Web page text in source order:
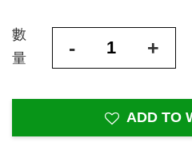
數
量
- +
ADD TO